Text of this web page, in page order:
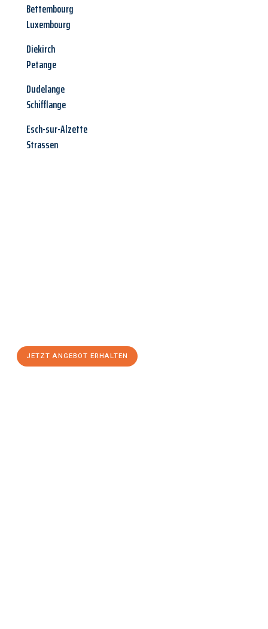
Bettembourg
Luxembourg
Diekirch
Petange
Dudelange
Schifflange
Esch-sur-Alzette
Strassen
JETZT ANGEBOT ERHALTEN